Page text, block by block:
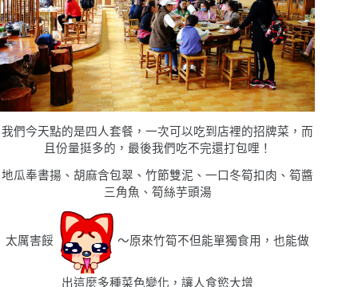
我們今天點的是四人套餐，一次可以吃到店裡的招牌菜，而
且份量挺多的，最後我們吃不完還打包哩！
地瓜奉書揚 、胡麻含包翠 、竹節雙泥 、一口冬筍扣肉 、筍醬
三角魚 、 筍絲芋頭湯
太厲害餒 〜原來竹筍不但能單獨食用，也能做
出這麼多種菜色變化，讓人食慾大增